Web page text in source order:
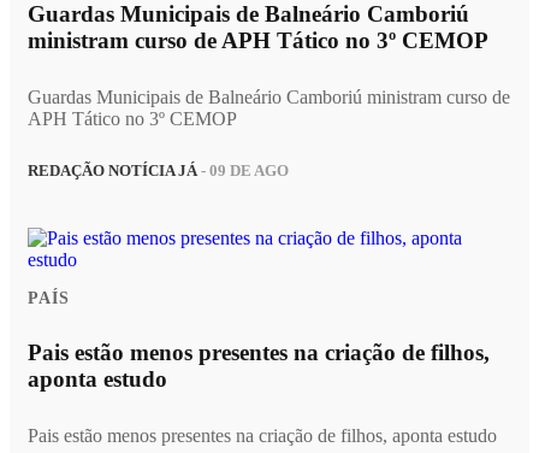
Guardas Municipais de Balneário Camboriú
ministram curso de APH Tático no 3º CEMOP
Guardas Municipais de Balneário Camboriú ministram curso de
APH Tático no 3º CEMOP
REDAÇÃO NOTÍCIA JÁ- 09 DE AGO
PAÍS
Pais estão menos presentes na criação de filhos,
aponta estudo
Pais estão menos presentes na criação de filhos, aponta estudo